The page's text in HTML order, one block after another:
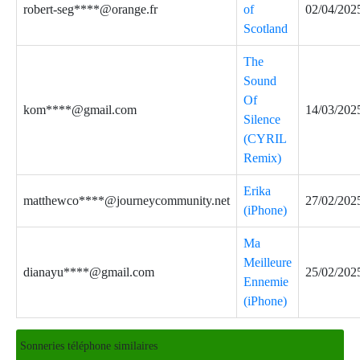
robert-seg****@orange.fr
of
Scotland
02/04/
kom****@gmail.com
The
Sound
Of
Silence
(CYRIL
Remix)
14/03/
matthewco****@journeycommunity.net
Erika
(iPhone)
27/02/
dianayu****@gmail.com
Ma
Meilleure
Ennemie
(iPhone)
25/02/
Sonneries téléphone similaires